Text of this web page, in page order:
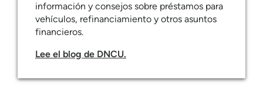
información y consejos sobre préstamos para
vehículos, refinanciamiento y otros asuntos
financieros.
Lee el blog de DNCU.